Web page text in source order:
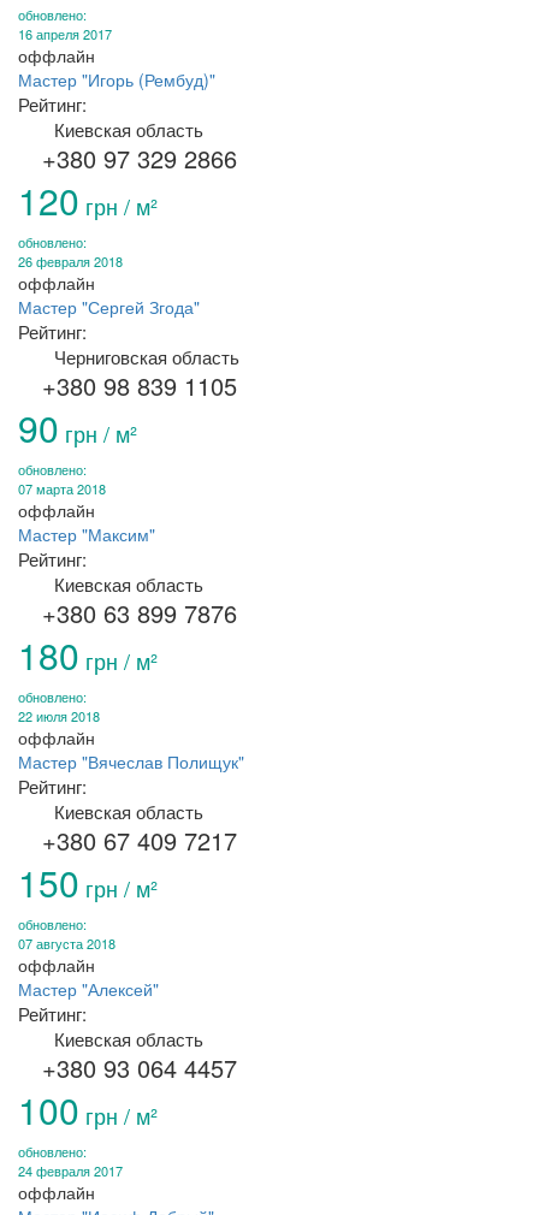
обновлено:
16 апреля 2017
оффлайн
Мастер "Игорь (Рембуд)"
Рейтинг:
Киевская область
+380 97 329 2866
120 грн / м²
обновлено:
26 февраля 2018
оффлайн
Мастер "Сергей Згода"
Рейтинг:
Черниговская область
+380 98 839 1105
90 грн / м²
обновлено:
07 марта 2018
оффлайн
Мастер "Максим"
Рейтинг:
Киевская область
+380 63 899 7876
180 грн / м²
обновлено:
22 июля 2018
оффлайн
Мастер "Вячеслав Полищук"
Рейтинг:
Киевская область
+380 67 409 7217
150 грн / м²
обновлено:
07 августа 2018
оффлайн
Мастер "Алексей"
Рейтинг:
Киевская область
+380 93 064 4457
100 грн / м²
обновлено:
24 февраля 2017
оффлайн